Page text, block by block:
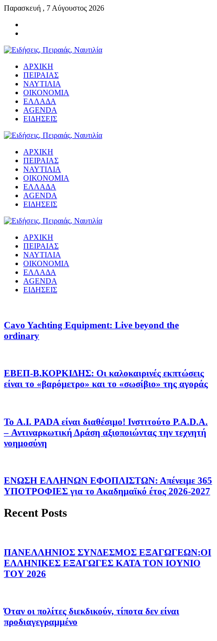
Παρασκευή , 7 Αύγουστος 2026
ΑΡΧΙΚΗ
ΠΕΙΡΑΙΑΣ
ΝΑΥΤΙΛΙΑ
ΟΙΚΟΝΟΜΙΑ
ΕΛΛΑΔΑ
AGENDA
ΕΙΔΗΣΕΙΣ
ΑΡΧΙΚΗ
ΠΕΙΡΑΙΑΣ
ΝΑΥΤΙΛΙΑ
ΟΙΚΟΝΟΜΙΑ
ΕΛΛΑΔΑ
AGENDA
ΕΙΔΗΣΕΙΣ
ΑΡΧΙΚΗ
ΠΕΙΡΑΙΑΣ
ΝΑΥΤΙΛΙΑ
ΟΙΚΟΝΟΜΙΑ
ΕΛΛΑΔΑ
AGENDA
ΕΙΔΗΣΕΙΣ
Cavo Yachting Equipment: Live beyond the
ordinary
EΒΕΠ-Β.ΚΟΡΚΙΔΗΣ: Οι καλοκαιρινές εκπτώσεις
είναι το «βαρόμετρο» και το «σωσίβιο» της αγοράς
Το A.I. PADA είναι διαθέσιμο! Ινστιτούτο P.A.D.A.
– Αντιναρκωτική Δράση αξιοποιώντας την τεχνητή
νοημοσύνη
ΕΝΩΣΗ ΕΛΛΗΝΩΝ ΕΦΟΠΛΙΣΤΩΝ: Απένειμε 365
ΥΠΟΤΡΟΦΙΕΣ για το Ακαδημαϊκό έτος 2026-2027
Recent Posts
ΠΑΝΕΛΛΗΝΙΟΣ ΣΥΝΔΕΣΜΟΣ ΕΞΑΓΩΓΕΩΝ:ΟΙ
ΕΛΛΗΝΙΚΕΣ ΕΞΑΓΩΓΕΣ ΚΑΤΑ ΤΟΝ ΙΟΥΝΙΟ
ΤΟΥ 2026
Όταν οι πολίτες διεκδικούν, τίποτα δεν είναι
προδιαγεγραμμένο